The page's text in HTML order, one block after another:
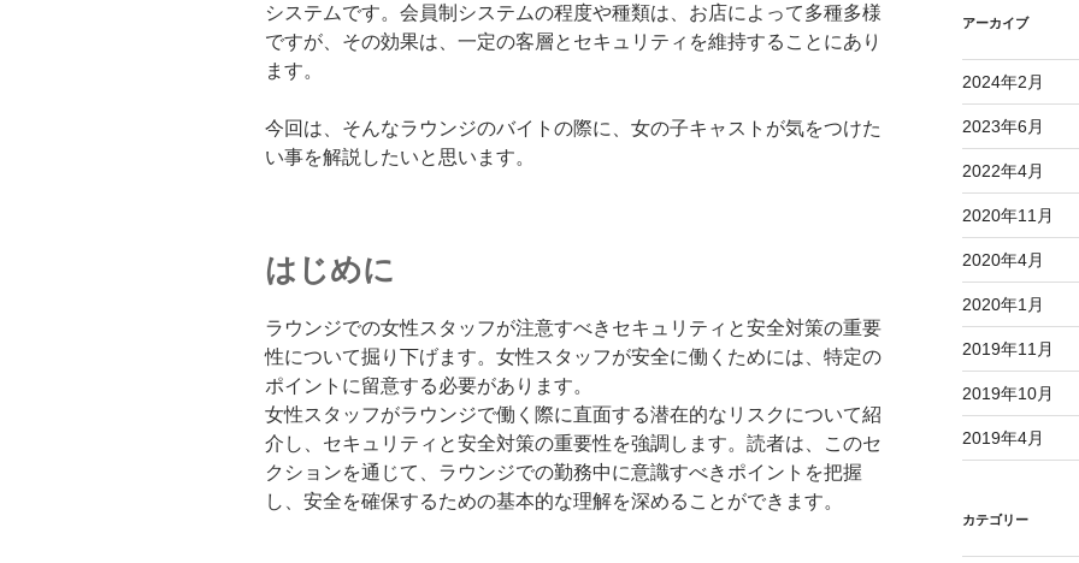
システムです。会員制システムの程度や種類は、お店によって多種多様
ですが、その効果は、一定の客層とセキュリティを維持することにあり
ます。
今回は、そんなラウンジのバイトの際に、女の子キャストが気をつけた
い事を解説したいと思います。
はじめに
ラウンジでの女性スタッフが注意すべきセキュリティと安全対策の重要
性について掘り下げます。女性スタッフが安全に働くためには、特定の
ポイントに留意する必要があります。
女性スタッフがラウンジで働く際に直面する潜在的なリスクについて紹
介し、セキュリティと安全対策の重要性を強調します。読者は、このセ
クションを通じて、ラウンジでの勤務中に意識すべきポイントを把握
し、安全を確保するための基本的な理解を深めることができます。
アーカイブ
2024年2月
2023年6月
2022年4月
2020年11月
2020年4月
2020年1月
2019年11月
2019年10月
2019年4月
カテゴリー